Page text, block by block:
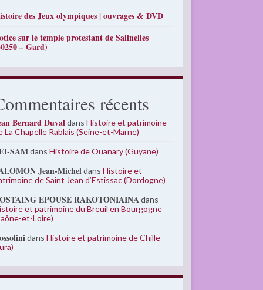
des Jeux olympiques | ouvrages & DVD
sur le temple protestant de Salinelles
– Gard)
récents
Bernard DuvaldansHistoire et patrimoine
La Chapelle Rablais (Seine-et-Marne)
SAMdansHistoire de Ouanary (Guyane)
Jean-MicheldansHistoire et
de Saint Jean d’Estissac (Dordogne)
EPOUSE RAKOTONIAINAdans
et patrimoine du Breuil en Bourgogne
et-Loire)
dansHistoire et patrimoine de Chille